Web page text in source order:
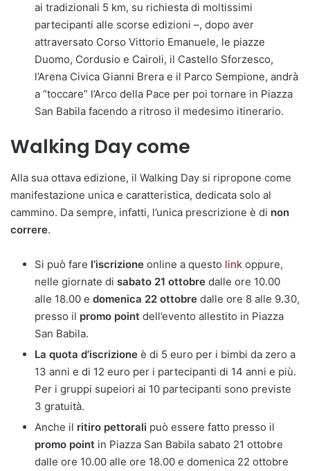
ai tradizionali 5 km, su richiesta di moltissimi
partecipanti alle scorse edizioni –, dopo aver
attraversato Corso Vittorio Emanuele, le piazze
Duomo, Cordusio e Cairoli, il Castello Sforzesco,
l’Arena Civica Gianni Brera e il Parco Sempione, andrà
a “toccare” l’Arco della Pace per poi tornare in Piazza
San Babila facendo a ritroso il medesimo itinerario.
Walking Day come
Alla sua ottava edizione, il Walking Day si ripropone come
manifestazione unica e caratteristica, dedicata solo al
cammino. Da sempre, infatti, l’unica prescrizione è di non
correre.
Si può fare l’iscrizione online a questo link oppure,
nelle giornate di sabato 21 ottobre dalle ore 10.00
alle 18.00 e domenica 22 ottobre dalle ore 8 alle 9.30,
presso il promo point dell’evento allestito in Piazza
San Babila.
La quota d’iscrizione è di 5 euro per i bimbi da zero a
13 anni e di 12 euro per i partecipanti di 14 anni e più.
Per i gruppi supeiori ai 10 partecipanti sono previste
3 gratuità.
Anche il ritiro pettorali può essere fatto presso il
promo point in Piazza San Babila sabato 21 ottobre
dalle ore 10.00 alle ore 18.00 e domenica 22 ottobre